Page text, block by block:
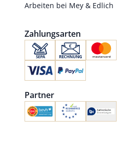
Arbeiten bei Mey & Edlich
Zahlungsarten
Partner